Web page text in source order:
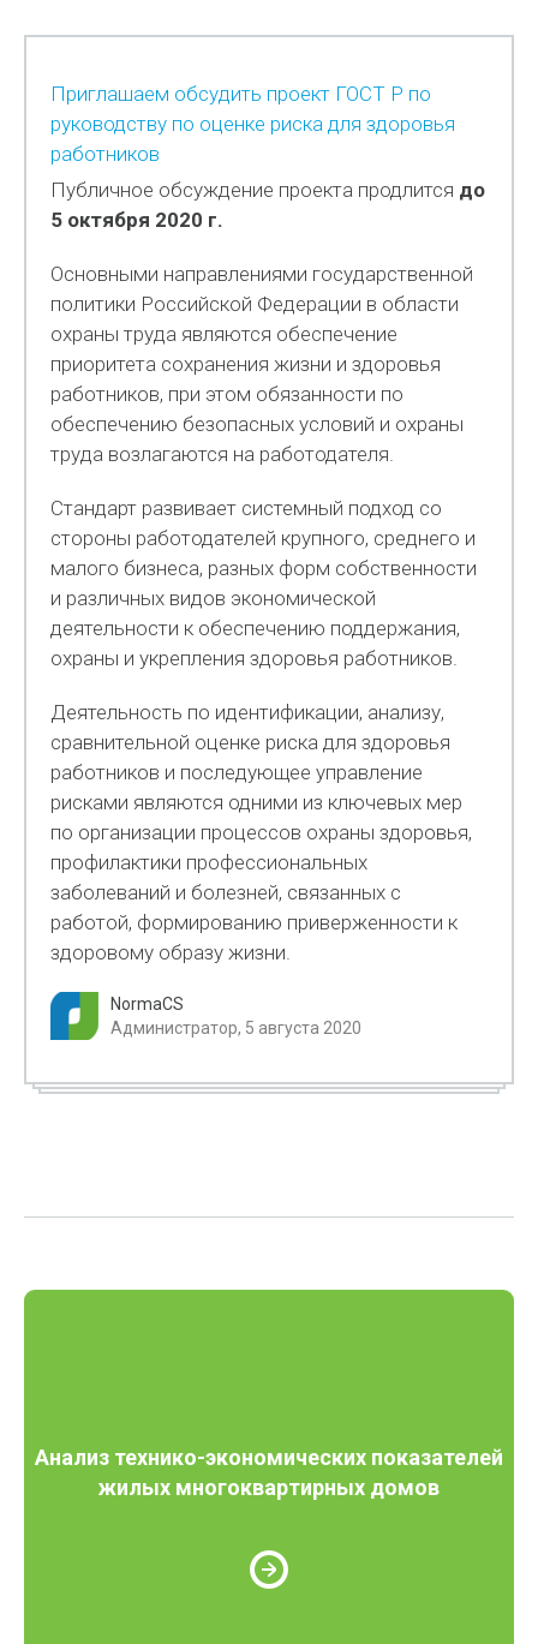
Приглашаем обсудить проект ГОСТ Р по
руководству по оценке риска для здоровья
работников
Публичное обсуждение проекта продлится до
5 октября 2020 г.
Основными направлениями государственной
политики Российской Федерации в области
охраны труда являются обеспечение
приоритета сохранения жизни и здоровья
работников, при этом обязанности по
обеспечению безопасных условий и охраны
труда возлагаются на работодателя.
Стандарт развивает системный подход со
стороны работодателей крупного, среднего и
малого бизнеса, разных форм собственности
и различных видов экономической
деятельности к обеспечению поддержания,
охраны и укрепления здоровья работников.
Деятельность по идентификации, анализу,
сравнительной оценке риска для здоровья
работников и последующее управление
рисками являются одними из ключевых мер
по организации процессов охраны здоровья,
профилактики профессиональных
заболеваний и болезней, связанных с
работой, формированию приверженности к
здоровому образу жизни.
NormaCS
Администратор, 5 августа 2020
Анализ технико-экономических показателей
жилых многоквартирных домов